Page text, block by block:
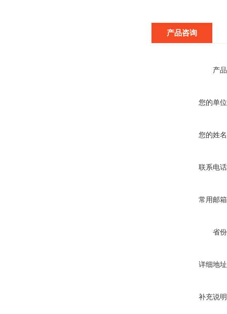
产品咨询
产
您的单
您的姓
联系电
常用邮
省
详细地
补充说